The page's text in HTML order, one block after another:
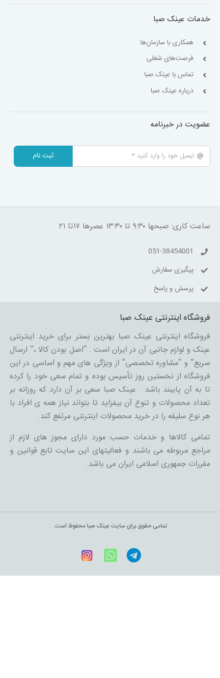
خدمات عینک صبا
همکاری با سازمان‌ها
فرصت‌های شغلی
تماس با عینک صبا
درباره عینک صبا
عضویت در خبرنامه
ثبت نام
ساعت کاری: صبحها ۹:۳۰ تا ۱۳:۳۰ عصرها ۱۷تا ۲۱
051-38454001
پیگیری سفارش
پرسش و پاسخ
فروشگاه اینترنتی عینک صبا
فروشگاه اینترنتی عینک صبا بهترین بستر برای خرید اینترنتی
عینک و لوازم جانبی آن در ایران است . “اصل بودن کالا ،” ارسال
سریع” و “مشاوره تخصصی” از ویژگی های مهم و اساسی در این
فروشگاه از نخستین روز تأسیس بوده و تمام سعی خود را کرده
تا به آن پایبند باشد . عینک صبا سعی بر آن دارد که روزانه بر
تعداد محصولات و تنوع آن بیفزاید تا بتواند نیاز همه ی افراد با
هر نوع سلیقه را در خرید محصولات اینترنتی مرتفع کند.
تمامی کالاها و خدمات حسب مورد دارای مجوز های لازم از
مراجع مربوطه می باشند و فعالیتهای این سایت تابع قوانین و
مقررات جمهوری اسلامی ایران می باشد.
تمامی حقوق برای سایت عینک صبا محفوظ است.
Telegram
WhatsApp
اینستاگرام